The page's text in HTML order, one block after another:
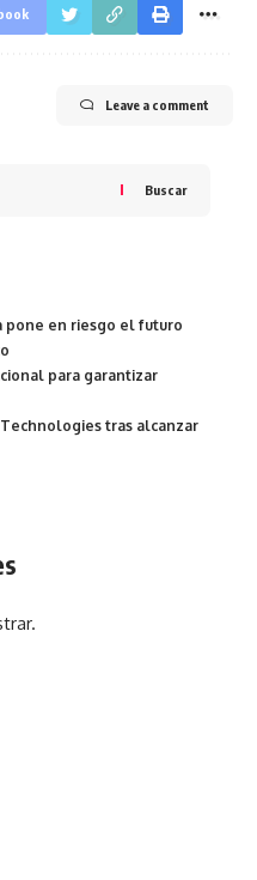
Leave a comment
Buscar
pone en riesgo el futuro
para garantizar
tras alcanzar